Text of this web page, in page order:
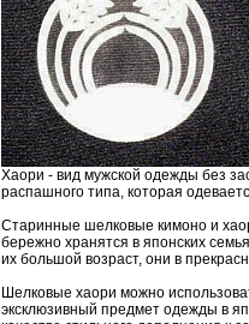
Хаори - вид мужской одежды без
распашного типа, которая
Старинные шелковые кимоно и
бережно хранятся в японских
их большой возраст, они в
Шелковые хаори можно
эксклюзивный предмет одежды в